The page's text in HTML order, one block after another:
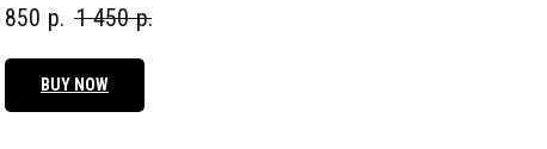
850 р. 1 450 р.
BUY NOW